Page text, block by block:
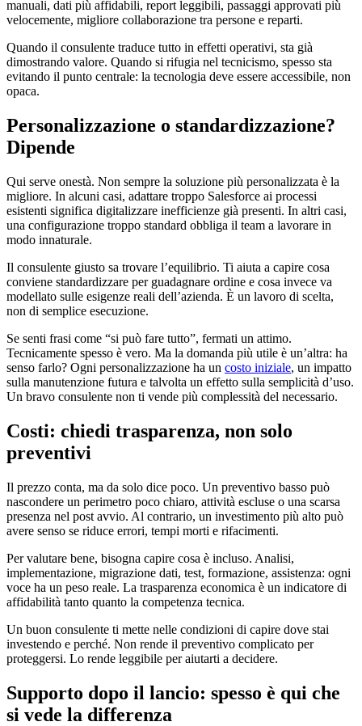
manuali, dati più affidabili, report leggibili, passaggi approvati più
velocemente, migliore collaborazione tra persone e reparti.
Quando il consulente traduce tutto in effetti operativi, sta già
dimostrando valore. Quando si rifugia nel tecnicismo, spesso sta
evitando il punto centrale: la tecnologia deve essere accessibile, non
opaca.
Personalizzazione o standardizzazione?
Dipende
Qui serve onestà. Non sempre la soluzione più personalizzata è la
migliore. In alcuni casi, adattare troppo Salesforce ai processi
esistenti significa digitalizzare inefficienze già presenti. In altri casi,
una configurazione troppo standard obbliga il team a lavorare in
modo innaturale.
Il consulente giusto sa trovare l’equilibrio. Ti aiuta a capire cosa
conviene standardizzare per guadagnare ordine e cosa invece va
modellato sulle esigenze reali dell’azienda. È un lavoro di scelta,
non di semplice esecuzione.
Se senti frasi come “si può fare tutto”, fermati un attimo.
Tecnicamente spesso è vero. Ma la domanda più utile è un’altra: ha
senso farlo? Ogni personalizzazione ha un costo iniziale, un impatto
sulla manutenzione futura e talvolta un effetto sulla semplicità d’uso.
Un bravo consulente non ti vende più complessità del necessario.
Costi: chiedi trasparenza, non solo
preventivi
Il prezzo conta, ma da solo dice poco. Un preventivo basso può
nascondere un perimetro poco chiaro, attività escluse o una scarsa
presenza nel post avvio. Al contrario, un investimento più alto può
avere senso se riduce errori, tempi morti e rifacimenti.
Per valutare bene, bisogna capire cosa è incluso. Analisi,
implementazione, migrazione dati, test, formazione, assistenza: ogni
voce ha un peso reale. La trasparenza economica è un indicatore di
affidabilità tanto quanto la competenza tecnica.
Un buon consulente ti mette nelle condizioni di capire dove stai
investendo e perché. Non rende il preventivo complicato per
proteggersi. Lo rende leggibile per aiutarti a decidere.
Supporto dopo il lancio: spesso è qui che
si vede la differenza